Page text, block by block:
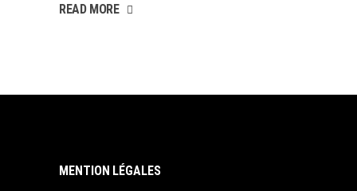
READ MORE
MENTION LÉGALES